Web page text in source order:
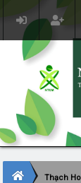
Thạch